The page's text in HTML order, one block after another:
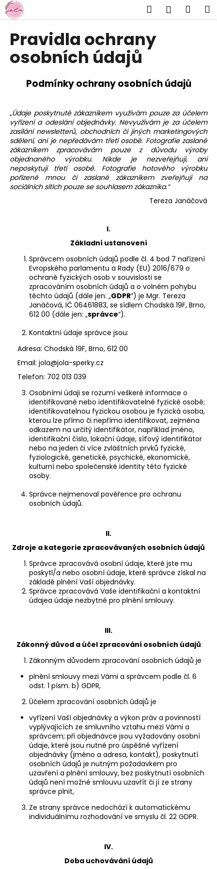
Přejít
na
obsah
Hledat
Pravidla ochrany
osobních údajů
Podmínky ochrany osobních údajů
„Údaje poskytnuté zákazníkem využívám pouze za účelem
vyřízení a odeslání objednávky. Nevyužívám je za účelem
zasílání newsletterů, obchodních či jiných marketingových
sdělení, ani je nepředávám třetí osobě. Fotografie zaslané
zákazníkem zpracovávám pouze z důvodu výroby
objednaného výrobku. Nikde je nezveřejňuji, ani
neposkytuji třetí osobě. Fotografie hotového výrobku
pořízené mnou či zaslané zákazníkem zveřejňuji na
sociálních sítích pouze se souhlasem zákazníka.“
Tereza Janáčová
I.
Základní ustanovení
Správcem osobních údajů podle čl. 4 bod 7 nařízení
Evropského parlamentu a Rady (EU) 2016/679 o
ochraně fyzických osob v souvislosti se
zpracováním osobních údajů a o volném pohybu
těchto údajů (dále jen: „GDPR”) je Mgr. Tereza
Janáčová, IČ 06461883, se sídlem Chodská 19F, Brno,
612 00 (dále jen: „správce“).
Kontaktní údaje správce jsou:
Adresa: Chodská 19F, Brno, 612 00
Email: jola@jola-sperky.cz
Telefon: 702 013 039
Osobními údaji se rozumí veškeré informace o
identifikované nebo identifikovatelné fyzické osobě;
identifikovatelnou fyzickou osobou je fyzická osoba,
kterou lze přímo či nepřímo identifikovat, zejména
odkazem na určitý identifikátor, například jméno,
identifikační číslo, lokační údaje, síťový identifikátor
nebo na jeden či více zvláštních prvků fyzické,
fyziologické, genetické, psychické, ekonomické,
kulturní nebo společenské identity této fyzické
osoby.
Správce nejmenoval pověřence pro ochranu
osobních údajů.
II.
Zdroje a kategorie zpracovávaných osobních údajů
Správce zpracovává osobní údaje, které jste mu
poskytl/a nebo osobní údaje, které správce získal na
základě plnění Vaší objednávky.
Správce zpracovává Vaše identifikační a kontaktní
údajea údaje nezbytné pro plnění smlouvy.
III.
Zákonný důvod a účel zpracování osobních údajů
Zákonným důvodem zpracování osobních údajů je
plnění smlouvy mezi Vámi a správcem podle čl. 6
odst. 1 písm. b) GDPR,
Účelem zpracování osobních údajů je
vyřízení Vaší objednávky a výkon práv a povinností
vyplývajících ze smluvního vztahu mezi Vámi a
správcem; při objednávce jsou vyžadovány osobní
údaje, které jsou nutné pro úspěšné vyřízení
objednávky (jméno a adresa, kontakt), poskytnutí
osobních údajů je nutným požadavkem pro
uzavření a plnění smlouvy, bez poskytnutí osobních
údajů není možné smlouvu uzavřít či jí ze strany
správce plnit,
Ze strany správce nedochází k automatickému
individuálnímu rozhodování ve smyslu čl. 22 GDPR.
IV.
Doba uchovávání údajů
K
o
C
o
ř
e
b
u
j
e
t
HLEDAT
OCELOVÉ
PÁROVÉ
NÁRAMKY
GRAVÍROVÁNÍM
125